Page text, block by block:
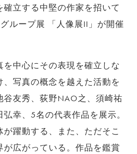
確立する中堅の作家を招いて
ループ展 「人像展II」が開催
中心にその表現を確立しな
写真の概念を越えた活動を
谷友秀、荻野NAO之、須崎祐
幸、5名の代表作品を展示。
躍動する、また、ただそこ
が広がっている。作品を鑑賞